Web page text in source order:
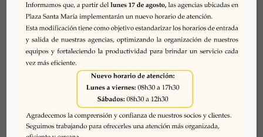
Inversiones
APP 14M EN LINEA
COAC 14 DE MARZO
AHORROS PORTADA
Portada UAFE
Cuentas de ahorros